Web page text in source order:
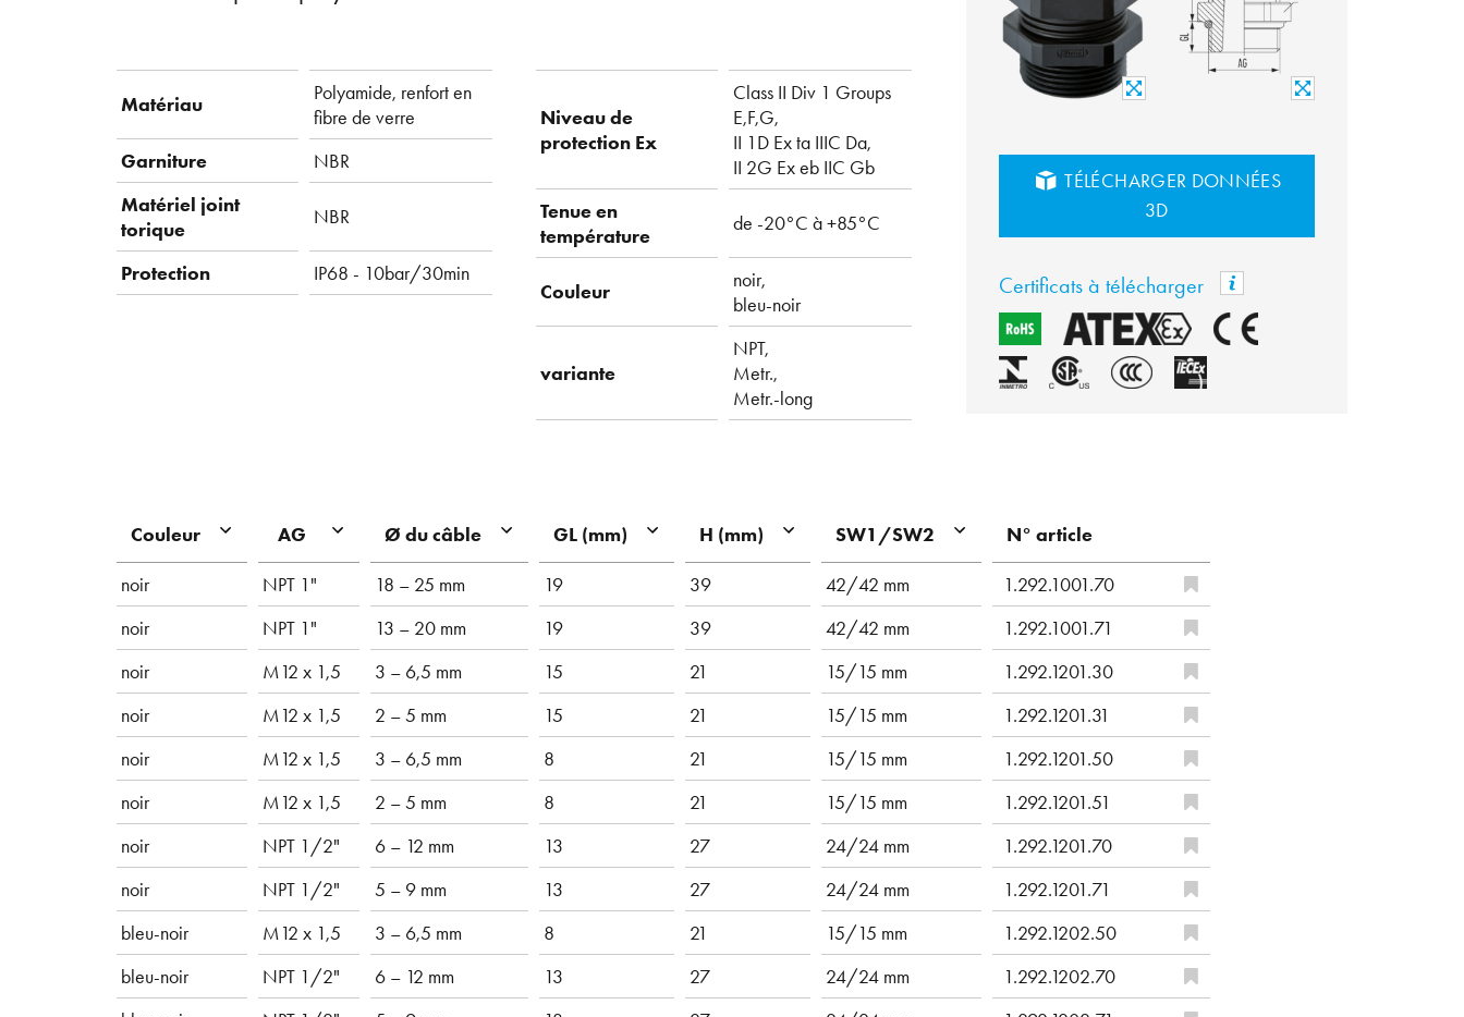
Matériau
Polyamide, renfort en
fibre de verre
Garniture
NBR
Matériel joint
torique
NBR
Protection IP68 - 10bar/30min
Niveau de
protection Ex
Class II Div 1 Groups
E,F,G,
II 1D Ex ta IIIC Da,
II 2G Ex eb IIC Gb
Tenue en
température
de -20°C à +85°C
Couleur
noir,
bleu-noir
variante
NPT,
Metr.,
Metr.-long
TÉLÉCHARGER DONNÉES
3D
Certificats à télécharger
Couleur AG Ø du câble GL (mm) H (mm) SW1/SW2 N° article
noir NPT 1" 18 – 25 mm 19 39 42/42 mm
1.292.1001.70
noir
NPT 1" 13 – 20 mm 19 39 42/42 mm
1.292.1001.71
noir
M12 x 1,5 3 – 6,5 mm 15 21 15/15 mm
1.292.1201.30
noir
M12 x 1,5 2 – 5 mm 15 21 15/15 mm
1.292.1201.31
noir
M12 x 1,5 3 – 6,5 mm 8 21 15/15 mm
1.292.1201.50
noir
M12 x 1,5 2 – 5 mm 8 21 15/15 mm
1.292.1201.51
noir
NPT 1/2" 6 – 12 mm 13 27 24/24 mm
1.292.1201.70
noir
NPT 1/2" 5 – 9 mm 13 27 24/24 mm
1.292.1201.71
bleu-noir
M12 x 1,5 3 – 6,5 mm 8 21 15/15 mm
1.292.1202.50
bleu-noir
NPT 1/2" 6 – 12 mm 13 27 24/24 mm
1.292.1202.70